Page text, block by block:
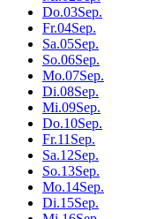
Do.03Sep.
Fr.04Sep.
Sa.05Sep.
So.06Sep.
Mo.07Sep.
Di.08Sep.
Mi.09Sep.
Do.10Sep.
Fr.11 Sep.
Sa.12Sep.
So.13Sep.
Mo.14Sep.
Di.15Sep.